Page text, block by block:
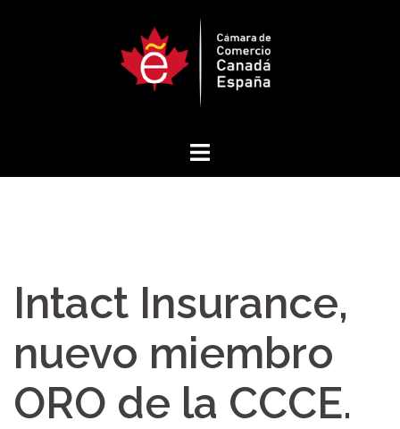
Intact Insurance,
nuevo miembro
ORO de la CCCE.